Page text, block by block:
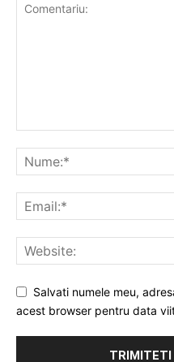
Salvati numele meu,
acest browser pentru data